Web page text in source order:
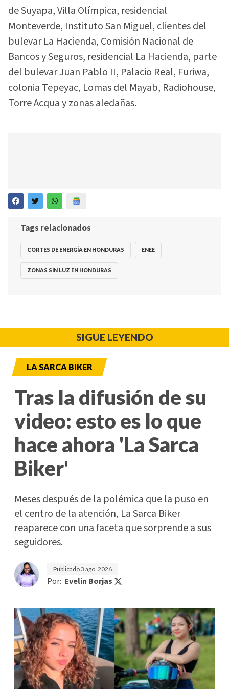
de Suyapa, Villa Olímpica, residencial
Monteverde, Instituto San Miguel, clientes del
bulevar La Hacienda, Comisión Nacional de
Bancos y Seguros, residencial La Hacienda, parte
del bulevar Juan Pablo II, Palacio Real, Furiwa,
colonia Tepeyac, Lomas del Mayab, Radiohouse,
Torre Acqua y zonas aledañas.
Tags relacionados
CORTES DE ENERGÍA EN HONDURAS ENEE
ZONAS SIN LUZ EN HONDURAS
SIGUE LEYENDO
LA SARCA BIKER
Tras la difusión de su
video: esto es lo que
hace ahora 'La Sarca
Biker'
Meses después de la polémica que la puso en
el centro de la atención, La Sarca Biker
reaparece con una faceta que sorprende a sus
seguidores.
Publicado3 ago. 2026
Por: Evelin Borjas